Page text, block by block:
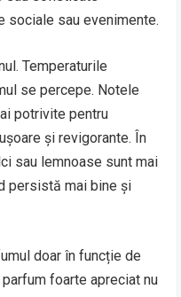
sociale sau evenimente.
Temperaturile
se percepe. Notele
potrivite pentru
și revigorante. În
sau lemnoase sunt mai
persistă mai bine și
doar în funcție de
foarte apreciat nu